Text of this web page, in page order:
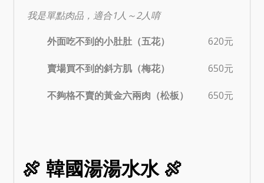
我是單點肉品，適合1人～2人唷
外面吃不到的小肚肚（五花）
620元
賣場買不到的斜方肌（梅花） 650元
不夠格不賣的黃金六兩肉（松板） 650元
🍖 韓國湯湯水水 🍖